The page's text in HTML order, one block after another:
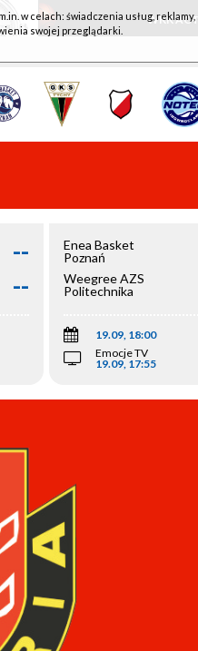
WKK
--
--
Enea Basket
Poznań
Weegree AZS
Politechnika
19.09, 18:00
Emocje TV
19.09, 17:55
w celach: świadczenia usług,
swojej przeglądarki.